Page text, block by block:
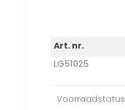
Art. nr.
LG51025
Voorraadstatus